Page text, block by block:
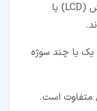
از نقاط فوکوس دوربین در صفحه نمایش (LCD) یا
یا چند سوژه
متفاوت است.